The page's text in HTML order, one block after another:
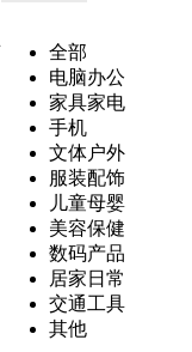
全部
电脑办公
家具家电
手机
文体户外
服装配饰
儿童母婴
美容保健
数码产品
居家日常
交通工具
其他